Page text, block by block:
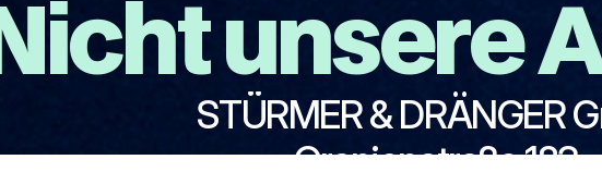
Nicht unsere
STÜRMER & DRÄNGER
Oranienstraße 183